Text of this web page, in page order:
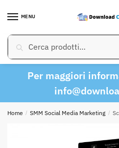
MENU
Cerca:Cerca
Per maggiori
Home / SMM Social Media Marketing /